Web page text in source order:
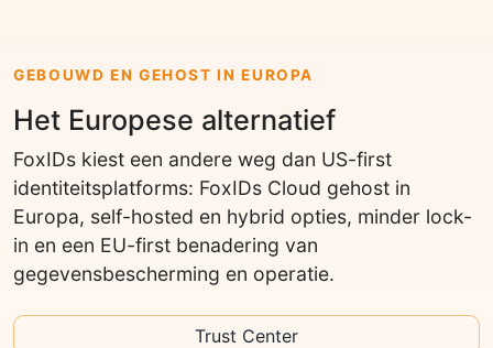
GEBOUWD EN GEHOST IN EUROPA
Het Europese alternatief
FoxIDs kiest een andere weg dan US-first
identiteitsplatforms: FoxIDs Cloud gehost in
Europa, self-hosted en hybrid opties, minder lock-
in en een EU-first benadering van
gegevensbescherming en operatie.
Trust Center